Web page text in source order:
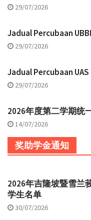
29/07/2026
Jadual Percubaan UBBI
29/07/2026
Jadual Percubaan UAS
29/07/2026
2026年度第二学期统
14/07/2026
奖助学金通知
2026年吉隆坡暨雪兰
学生名单
30/07/2026